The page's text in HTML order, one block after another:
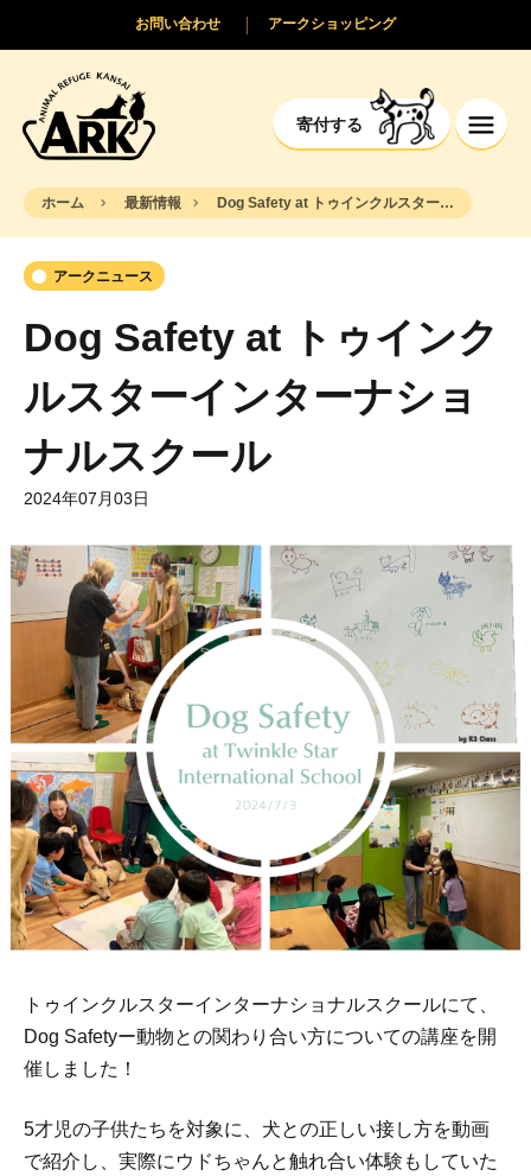
寄付する
アークショッピング
お問い合わせ
ホーム 最新情報 Dog Safety at トゥインクルスターインターナショナルスクール
アークニュース
Dog Safety at トゥインク
ルスターインターナショ
ナルスクール
2024年07月03日
トゥインクルスターインターナショナルスクールにて、
Dog Safetyー動物との関わり合い方についての講座を開
催しました！
5才児の子供たちを対象に、犬との正しい接し方を動画
で紹介し、実際にウドちゃんと触れ合い体験もしていた